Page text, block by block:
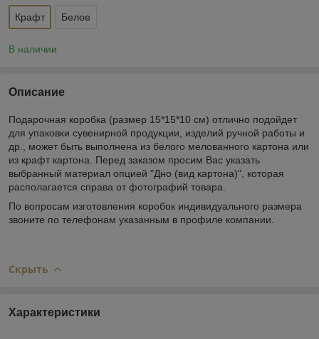
Крафт Белое
В наличии
Описание
Подарочная коробка (размер 15*15*10 см) отлично подойдет
для упаковки сувенирной продукции, изделий ручной работы и
др., может быть выполнена из белого мелованного картона или
из крафт картона. Перед заказом просим Вас указать
выбранный материал опцией "Дно (вид картона)", которая
располагается справа от фотографий товара.
По вопросам изготовления коробок индивидуального размера
звоните по телефонам указанным в профиле компании.
Скрыть
Характеристики